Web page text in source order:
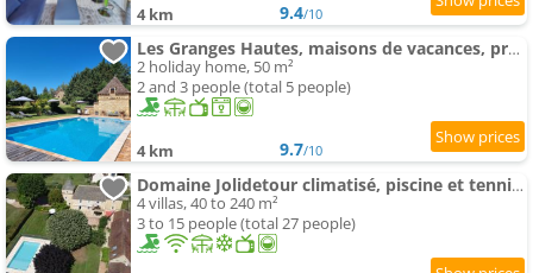
4 km 9.4/10
Les Granges Hautes, maisons de vacances, proches de Sarlat avec piscine, parc,
2 holiday home, 50 m²
2 and 3 people (total 5 people)
4 km 9.7/10
Domaine Jolidetour climatisé, piscine et tennis privés
4 villas, 40 to 240 m²
3 to 15 people (total 27 people)